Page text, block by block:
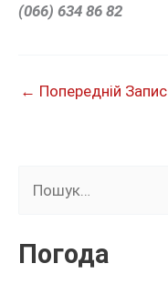
(066) 634 86 82
← Попередній Запис
к
Погода